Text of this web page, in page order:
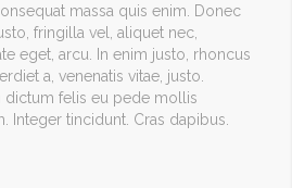
massa quis enim. Donec
fringilla vel, aliquet nec,
eget, arcu. In enim justo, rhoncus
a, venenatis vitae, justo.
dictum felis eu pede mollis
Integer tincidunt. Cras dapibus.